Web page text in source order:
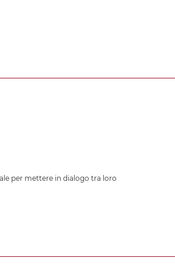
per mettere in dialogo tra loro